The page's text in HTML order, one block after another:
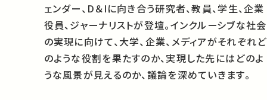
ェンダー、D＆Iに向き合う研究者、教員、学生、企業
役員、ジャーナリストが登壇。インクルーシブな社会
の実現に向けて、大学、企業、メディアがそれぞれど
のような役割を果たすのか、実現した先にはどのよ
うな風景が見えるのか、議論を深めていきます。